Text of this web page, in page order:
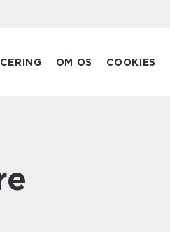
OM OS COOKIES